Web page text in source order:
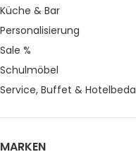
Küche & Bar
Personalisierung
Sale %
Schulmöbel
Service, Buffet &
MARKEN